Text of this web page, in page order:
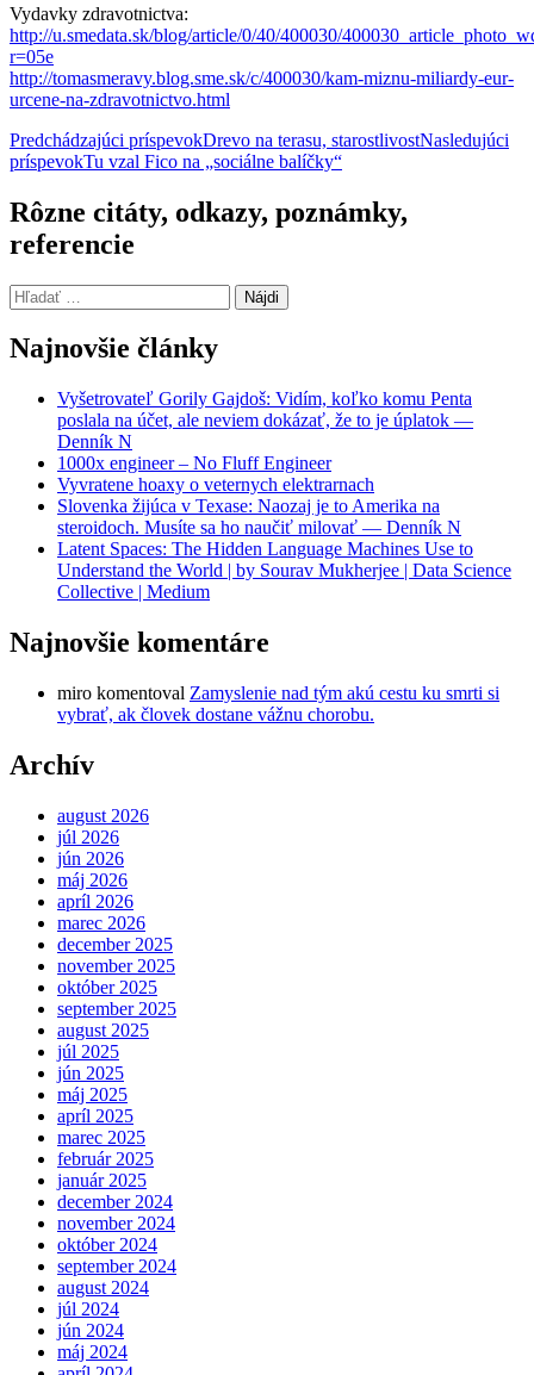
Vydavky zdravotnictva:
http://u.smedata.sk/blog/article/0/40/400030/
r=05e
http://tomasmeravy.blog.sme.sk/c/400030/kam-miznu-miliardy-eur-
urcene-na-zdravotnictvo.html
Navigácia
článkami
Predchádzajúci príspevokDrevo na terasu, starostlivostNasledujúci
príspevokTu vzal Fico na „sociálne balíčky“
Rôzne citáty, odkazy, poznámky,
referencie
Hľadať:
Najnovšie články
Vyšetrovateľ Gorily Gajdoš: Vidím, koľko komu Penta
poslala na účet, ale neviem dokázať, že to je úplatok —
Denník N
1000x engineer – No Fluff Engineer
Vyvratene hoaxy o veternych elektrarnach
Slovenka žijúca v Texase: Naozaj je to Amerika na
steroidoch. Musíte sa ho naučiť milovať — Denník N
Latent Spaces: The Hidden Language Machines Use to
Understand the World | by Sourav Mukherjee | Data Science
Collective | Medium
Najnovšie komentáre
miro komentoval Zamyslenie nad tým akú cestu ku smrti si
vybrať, ak človek dostane vážnu chorobu.
Archív
august 2026
júl 2026
jún 2026
máj 2026
apríl 2026
marec 2026
december 2025
november 2025
október 2025
september 2025
august 2025
júl 2025
jún 2025
máj 2025
apríl 2025
marec 2025
február 2025
január 2025
december 2024
november 2024
október 2024
september 2024
august 2024
júl 2024
jún 2024
máj 2024